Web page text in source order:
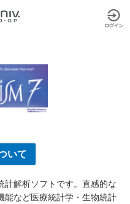
いて
計解析ソフトです。直感的な
能など医療統計学・生物統計